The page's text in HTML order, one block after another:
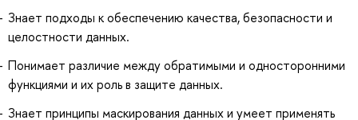
Знает подходы к обеспечению качества, безопасности и
целостности данных.
Понимает различие между обратимыми и односторонними
функциями и их роль в защите данных.
Знает принципы маскирования данных и умеет применять